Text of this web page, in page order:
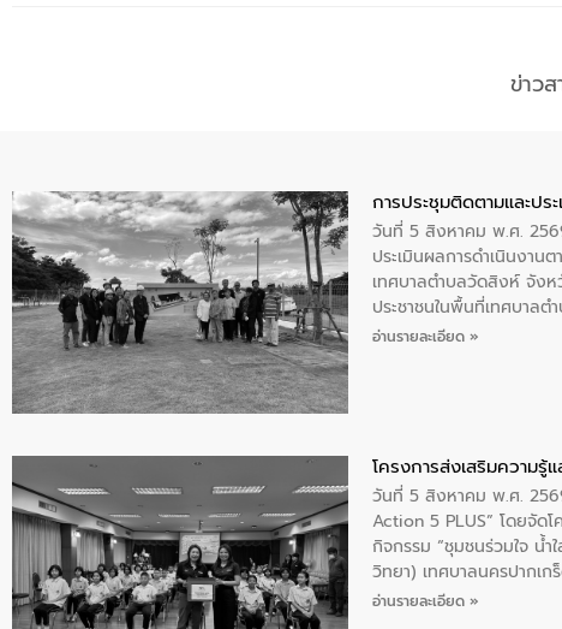
ข่าว
การประชุมติดตามและป
วันที่ 5 สิงหาคม พ.ศ.
ประเมินผลการดำเนินงา
เทศบาลตำบลวัดสิงห์ จัง
ประชาชนในพื้นที่เทศบาล
ให้การต้อนรับ
อ่านรายละเอียด »
โครงการส่งเสริมความรู้
วันที่ 5 สิงหาคม พ.ศ.
Action 5 PLUS” โดยจัด
กิจกรรม “ชุมชนร่วมใจ น้ำ
วิทยา) เทศบาลนครปากเ
อ่านรายละเอียด »